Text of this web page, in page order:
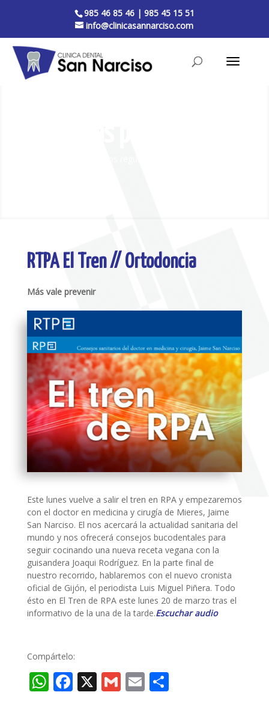
985 46 85 46| 985 45 15 51
info@clinicasannarciso.com
RTPA El Tren // Ortodoncia
Más vale prevenir
Este lunes vuelve a salir el tren en RPA y empezaremos
con el doctor en medicina y cirugía de Mieres, Jaime
San Narciso. El nos acercará la actualidad sanitaria del
mundo y nos ofrecerá consejos bucodentales para
seguir cocinando una nueva receta vegana con la
guisandera Joaqui Rodríguez. En la parte final de
nuestro recorrido, hablaremos con el nuevo cronista
oficial de Gijón, el periodista Luis Miguel Piñera. Todo
ésto en El Tren de RPA este lunes 20 de marzo tras el
informativo de la una de la tarde.Escuchar audio
Compártelo:
W F X G E C